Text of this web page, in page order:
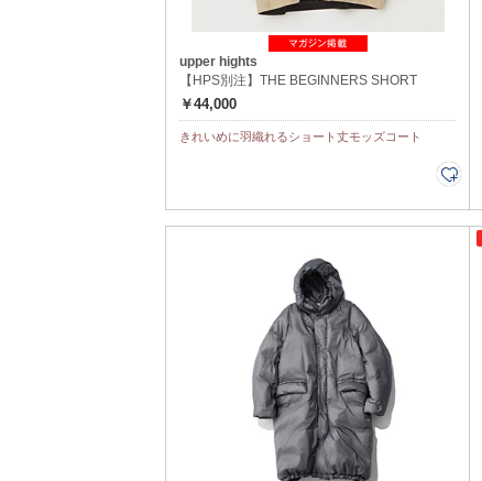
upper hights
【HPS別注】THE BEGINNERS SHORT
￥44,000
きれいめに羽織れるショート丈モッズコート